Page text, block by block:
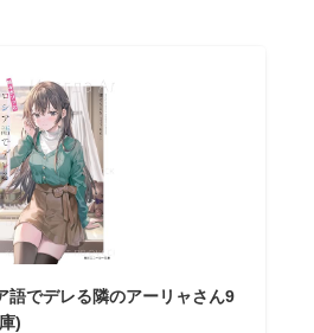
語でデレる隣のアーリャさん9
)